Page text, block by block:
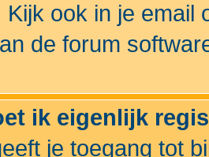
ook in je email
de forum
ik eigenlijk
je toegang tot